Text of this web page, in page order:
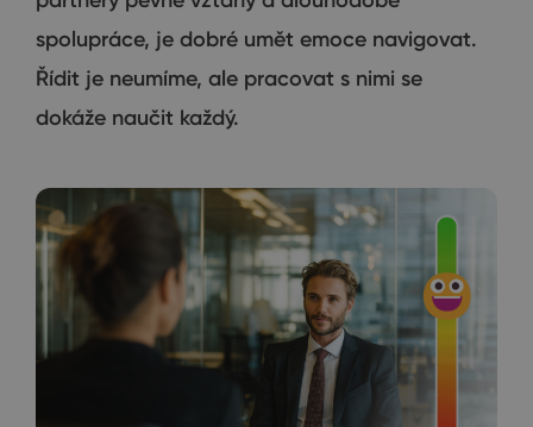
spolupráce, je dobré umět emoce navigovat.
Řídit je neumíme, ale pracovat s nimi se
dokáže naučit každý.